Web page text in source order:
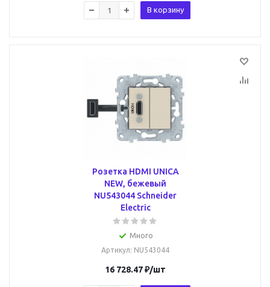
В корзину
Розетка HDMI UNICA
NEW, бежевый
NU543044 Schneider
Electric
Много
Артикул: NU543044
16 728.47₽/шт